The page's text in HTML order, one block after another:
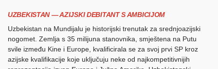
UZBEKISTAN — AZIJSKI DEBITANT S AMBICIJOM
Uzbekistan na Mundijalu je historijski trenutak za srednjoazijski
nogomet. Zemlja s 35 milijuna stanovnika, smještena na Putu
svile između Kine i Europe, kvalificirala se za svoj prvi SP kroz
azijske kvalifikacije koje uključuju neke od najkompetitivnijih